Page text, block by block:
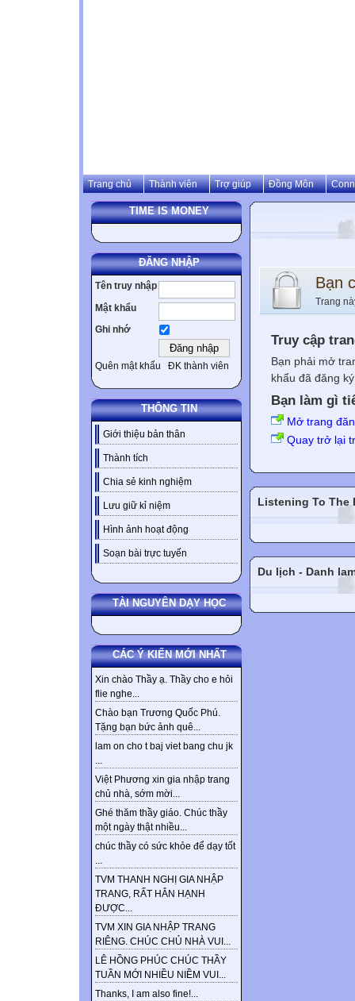
Trang chủ Thành viên Trợ giúp Đồng Môn
TIME IS MONEY
ĐĂNG NHẬP
Tên truy nhập
Mật khẩu
Ghi nhớ
Quên mật khẩu ĐK thành viên
THÔNG TIN
Giới thiệu bản thân
Thành tích
Chia sẻ kinh nghiệm
Lưu giữ kỉ niệm
Hình ảnh hoạt động
Soạn bài trực tuyến
TÀI NGUYÊN DẠY HỌC
CÁC Ý KIẾN MỚI NHẤT
Xin chào Thầy ạ. Thầy cho e hỏi
flie nghe...
Chào bạn Trương Quốc Phú.
Tặng bạn bức ảnh quê...
lam on cho t baj viet bang chu jk
...
Việt Phương xin gia nhập trang
chủ nhà, sớm mời...
Ghé thăm thầy giáo. Chúc thầy
một ngày thật nhiều...
chúc thầy có sức khỏe để dạy tốt
...
TVM THANH NGHỊ GIA NHẬP
TRANG, RẤT HÂN HẠNH
ĐƯỢC...
TVM XIN GIA NHẬP TRANG
RIÊNG. CHÚC CHỦ NHÀ VUI...
LÊ HỒNG PHÚC CHÚC THẦY
TUẦN MỚI NHIỀU NIỀM VUI...
Thanks, I am also fine!...
Bạn
Trang
Truy cập
Bạn phải mở
khẩu đã đăng
Bạn làm gì
Mở trang
Quay trở lại
Listening To The
Du lịch - Danh